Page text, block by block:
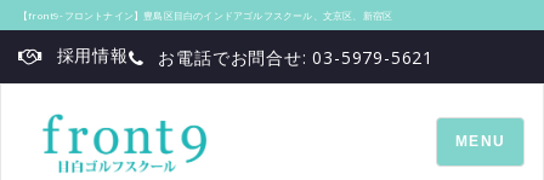
【front9‐フロントナイン】豊島区目白のインドアゴルフスクール、文京区、新宿区
採用情報 お電話でお問合せ: 03-5979-5621
TOGGLE
MENU